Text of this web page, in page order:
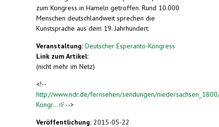
zum Kongress in Hameln getroffen. Rund 10.000
Menschen deutschlandweit sprechen die
Kunstsprache aus dem 19. Jahrhundert.
Veranstaltung: Deutscher Esperanto-Kongress
Link zum Artikel:
(nicht mehr im Netz)
<!--
http://www.ndr.de/fernsehen/sendungen/
Kongr...(link is external)
-->
Veröffentlichung: 2015-05-22